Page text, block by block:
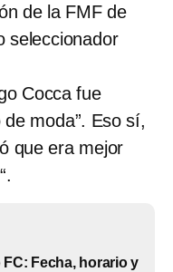
de la FMF de
seleccionador
Cocca fue
moda”. Eso sí,
que era mejor
Fecha, horario y